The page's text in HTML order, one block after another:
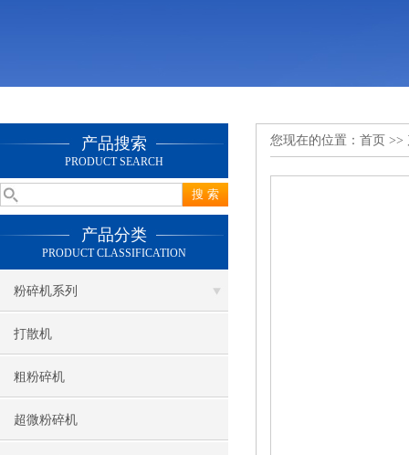
产品搜索
PRODUCT SEARCH
产品分类
PRODUCT CLASSIFICATION
粉碎机系列
打散机
粗粉碎机
超微粉碎机
您现在的位置： 首页 >>